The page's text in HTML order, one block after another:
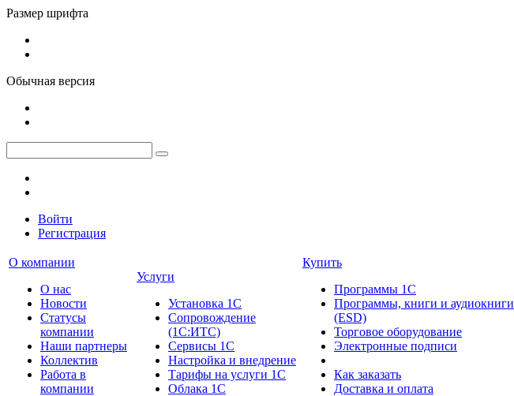
Размер шрифта
Обычная версия
Войти
Регистрация
О компании
О нас
Новости
Cтатусы
компании
Наши партнеры
Коллектив
Работа в
компании
Услуги
Установка 1С
Сопровождение
(1С:ИТС)
Сервисы 1С
Настройка и внедрение
Тарифы на услуги 1С
Облака 1С
Купить
Программы 1С
Программы, книги и аудиокниги
(ESD)
Торговое оборудование
Электронные подписи
Как заказать
Доставка и оплата